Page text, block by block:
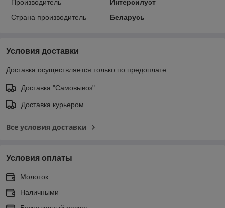
Производитель
Интерсилуэт
Страна производитель
Беларусь
Условия доставки
Доставка осуществляется только по предоплате.
Доставка "Самовывоз"
Доставка курьером
Все условия доставки
Условия оплаты
Молоток
Наличными